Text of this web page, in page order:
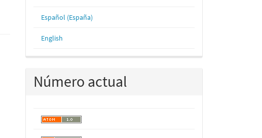
Español (España)
English
Número actual